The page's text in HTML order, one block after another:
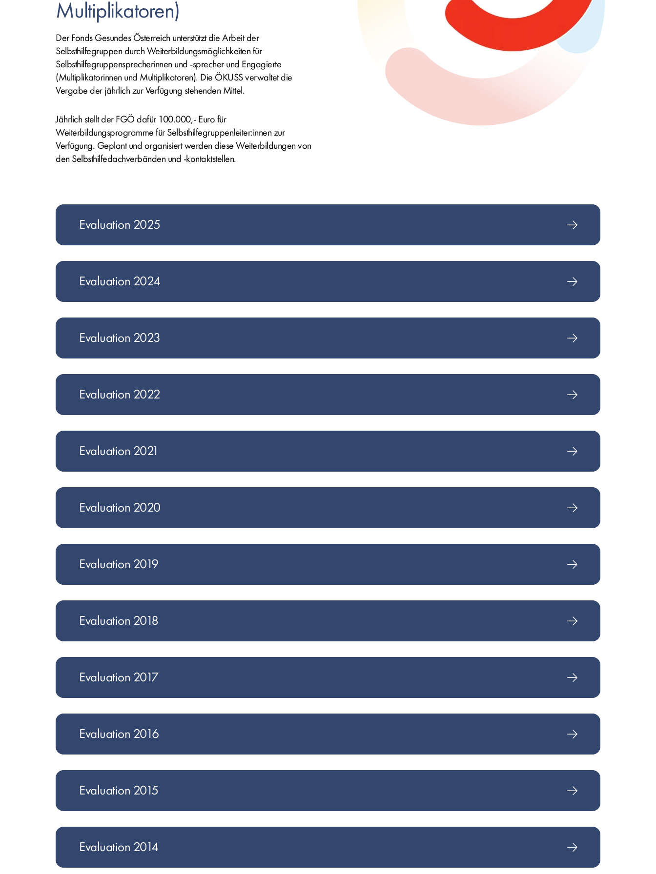
Multiplikatoren)
Der Fonds Gesundes Österreich unterstützt die Arbeit der
Selbsthilfegruppen durch Weiterbildungsmöglichkeiten für
Selbsthilfegruppensprecherinnen und -sprecher und Engagierte
(Multiplikatorinnen und Multiplikatoren). Die ÖKUSS verwaltet die
Vergabe der jährlich zur Verfügung stehenden Mittel.
Jährlich stellt der FGÖ dafür 100.000,- Euro für
Weiterbildungsprogramme für Selbsthilfegruppenleiter:innen zur
Verfügung. Geplant und organisiert werden diese Weiterbildungen von
den Selbsthilfedachverbänden und -kontaktstellen.
Evaluation 2025
Evaluation 2024
Evaluation 2023
Evaluation 2022
Evaluation 2021
Evaluation 2020
Evaluation 2019
Evaluation 2018
Evaluation 2017
Evaluation 2016
Evaluation 2015
Evaluation 2014